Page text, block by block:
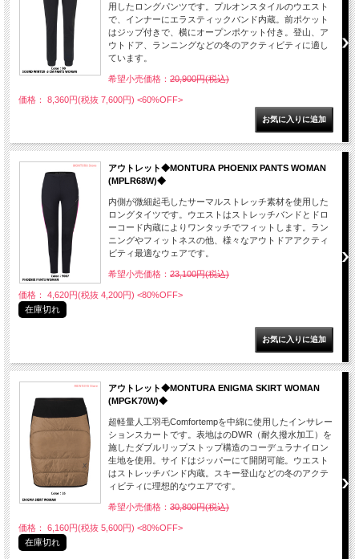
用したロングパンツです。プルオンスタイルのウエスト
で、インナーにエラスティックバンド内蔵。前ポケット
はジップ付きで、横にオープンポケット付き。登山、ア
ウトドア、ランニングなどの冬のアクティビティに適し
ています。
希望小売価格： 20,900円(税込)
価格： 8,360円(税抜 7,600円) <60%OFF>
アウトレット◆MONTURA PHOENIX PANTS WOMAN
(MPLR68W)◆
内側が微細起毛したサーマルストレッチ素材を使用した
ロングタイツです。ウエストはストレッチバンドとドロ
ーコード内蔵によりワンタッチでフィットします。ラン
ニングやフィットネスの他、様々なアウトドアアクティ
ビティ最適なウェアです。
希望小売価格： 23,100円(税込)
価格： 4,620円(税抜 4,200円) <80%OFF>
在庫切れ
アウトレット◆MONTURA ENIGMA SKIRT WOMAN
(MPGK70W)◆
超軽量人工羽毛Comfortempを中綿に使用したインサレー
ションスカートです。表地はのDWR（耐久撥水加工）を
施したダブルリップストップ構造のコーデュラナイロン
生地を使用。サイドはジッパーにて開閉可能。ウエスト
はストレッチバンド内蔵。スキー登山などの冬のアクテ
ィビティに理想的なウエアです。
希望小売価格： 30,800円(税込)
価格： 6,160円(税抜 5,600円) <80%OFF>
在庫切れ